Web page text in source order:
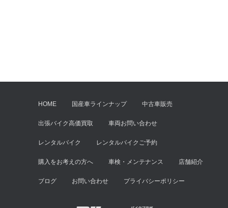
HOME 国産車ラインナップ 中古車販売
出張バイク高価買取 車両お問い合わせ
レンタルバイク レンタルバイクご予約
購入をお考えの方へ 車検・メンテナンス 店舗紹介
ブログ お問い合わせ プライバシーポリシー